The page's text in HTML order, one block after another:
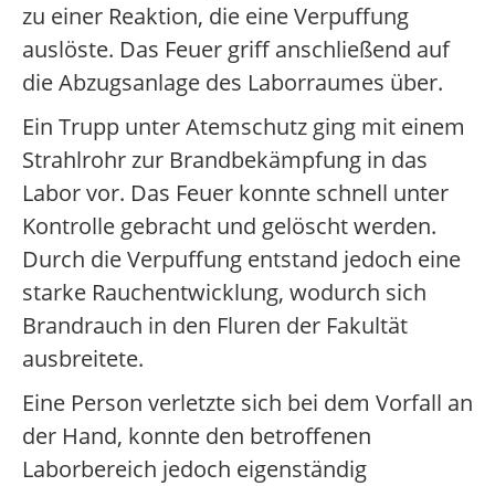
zu einer Reaktion, die eine Verpuffung
auslöste. Das Feuer griff anschließend auf
die Abzugsanlage des Laborraumes über.
Ein Trupp unter Atemschutz ging mit einem
Strahlrohr zur Brandbekämpfung in das
Labor vor. Das Feuer konnte schnell unter
Kontrolle gebracht und gelöscht werden.
Durch die Verpuffung entstand jedoch eine
starke Rauchentwicklung, wodurch sich
Brandrauch in den Fluren der Fakultät
ausbreitete.
Eine Person verletzte sich bei dem Vorfall an
der Hand, konnte den betroffenen
Laborbereich jedoch eigenständig